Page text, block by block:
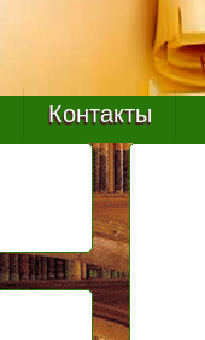
Контакты